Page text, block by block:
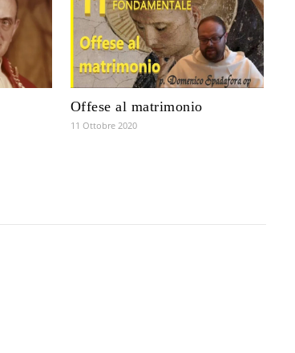
Offese al matrimonio
11 Ottobre 2020